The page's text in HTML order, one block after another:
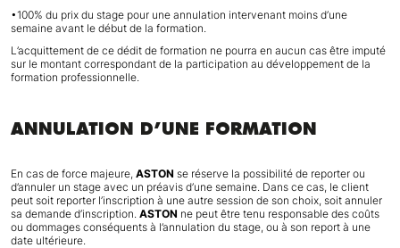
•100% du prix du stage pour une annulation intervenant moins d’une
semaine avant le début de la formation.
L’acquittement de ce dédit de formation ne pourra en aucun cas être imputé
sur le montant correspondant de la participation au développement de la
formation professionnelle.
ANNULATION D’UNE FORMATION
En cas de force majeure, ASTON se réserve la possibilité de reporter ou
d’annuler un stage avec un préavis d’une semaine. Dans ce cas, le client
peut soit reporter l’inscription à une autre session de son choix, soit annuler
sa demande d’inscription. ASTON ne peut être tenu responsable des coûts
ou dommages conséquents à l’annulation du stage, ou à son report à une
date ultérieure.